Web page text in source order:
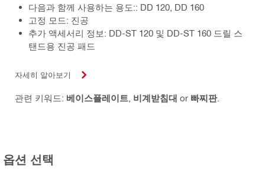
다음과 함께 사용하는 용도:: DD 120, DD 160
고정 모드: 진공
추가 액세서리 정보: DD-ST 120 및 DD-ST 160 드릴 스
탠드용 진공 패드
자세히 알아보기
관련 키워드: 베이스플레이트 비계받침대 or 빠찌판.
옵션 선택